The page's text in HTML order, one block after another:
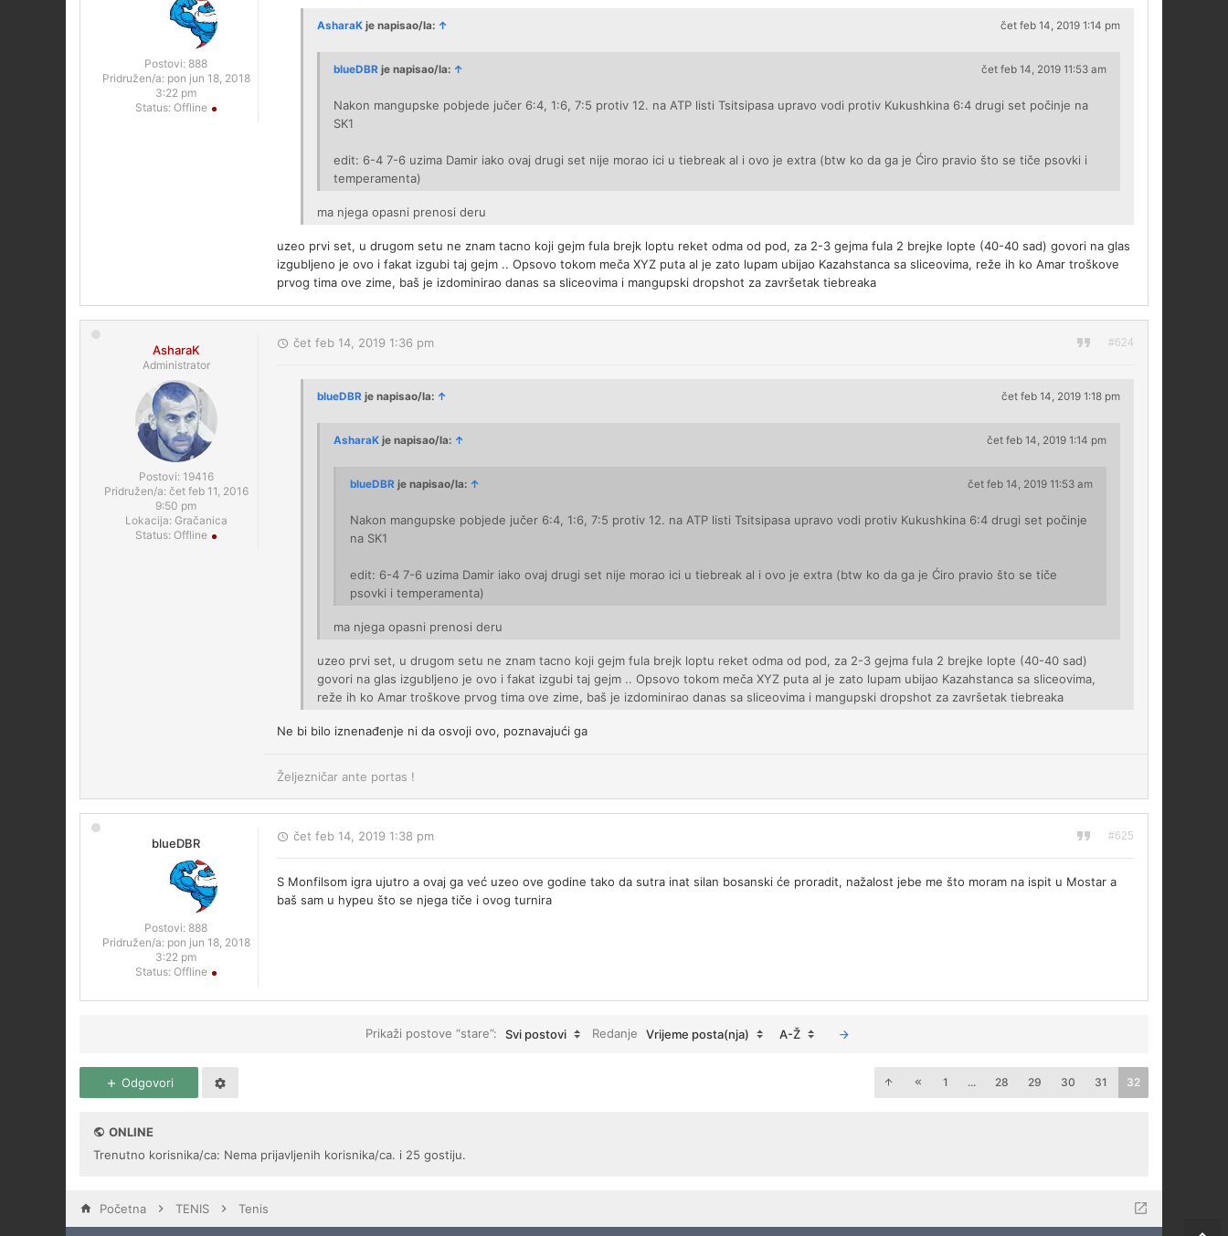
Postovi: 888
Pridružen/a: pon jun 18, 2018
3:22 pm
Status: Offline
AsharaK je napisao/la: ↑ čet feb 14, 2019 1:14 pm
blueDBR je napisao/la: ↑ čet feb 14, 2019 11:53 am
Nakon mangupske pobjede jučer 6:4, 1:6, 7:5 protiv 12. na ATP listi Tsitsipasa upravo vodi protiv Kukushkina 6:4 drugi set počinje na
SK1
edit: 6-4 7-6 uzima Damir iako ovaj drugi set nije morao ici u tiebreak al i ovo je extra (btw ko da ga je Ćiro pravio što se tiče psovki i
temperamenta)
ma njega opasni prenosi deru
uzeo prvi set, u drugom setu ne znam tacno koji gejm fula brejk loptu reket odma od pod, za 2-3 gejma fula 2 brejke lopte (40-40 sad) govori na glas
izgubljeno je ovo i fakat izgubi taj gejm .. Opsovo tokom meča XYZ puta al je zato lupam ubijao Kazahstanca sa sliceovima, reže ih ko Amar troškove
prvog tima ove zime, baš je izdominirao danas sa sliceovima i mangupski dropshot za završetak tiebreaka
AsharaK
Administrator
Postovi: 19416
Pridružen/a: čet feb 11, 2016
9:50 pm
Lokacija:Gračanica
Status: Offline
#624
čet feb 14, 2019 1:36 pm
blueDBR je napisao/la: ↑ čet feb 14, 2019 1:18 pm
AsharaK je napisao/la: ↑ čet feb 14, 2019 1:14 pm
blueDBR je napisao/la: ↑ čet feb 14, 2019 11:53 am
Nakon mangupske pobjede jučer 6:4, 1:6, 7:5 protiv 12. na ATP listi Tsitsipasa upravo vodi protiv Kukushkina 6:4 drugi set počinje
na SK1
edit: 6-4 7-6 uzima Damir iako ovaj drugi set nije morao ici u tiebreak al i ovo je extra (btw ko da ga je Ćiro pravio što se tiče
psovki i temperamenta)
ma njega opasni prenosi deru
uzeo prvi set, u drugom setu ne znam tacno koji gejm fula brejk loptu reket odma od pod, za 2-3 gejma fula 2 brejke lopte (40-40 sad)
govori na glas izgubljeno je ovo i fakat izgubi taj gejm .. Opsovo tokom meča XYZ puta al je zato lupam ubijao Kazahstanca sa sliceovima,
reže ih ko Amar troškove prvog tima ove zime, baš je izdominirao danas sa sliceovima i mangupski dropshot za završetak tiebreaka
Ne bi bilo iznenađenje ni da osvoji ovo, poznavajući ga
Željezničar ante portas !
blueDBR
Postovi: 888
Pridružen/a: pon jun 18, 2018
3:22 pm
Status: Offline
#625
čet feb 14, 2019 1:38 pm
S Monfilsom igra ujutro a ovaj ga već uzeo ove godine tako da sutra inat silan bosanski će proradit, nažalost jebe me što moram na ispit u Mostar a
baš sam u hypeu što se njega tiče i ovog turnira
Prikaži postove “stare”: Svi postovi Redanje Vrijeme posta(nja) A-Ž
Odgovori 1 ... 28 29 30 31 32
ONLINE
Trenutno korisnika/ca: Nema prijavljenih korisnika/ca. i 25 gostiju.
Početna TENIS Tenis